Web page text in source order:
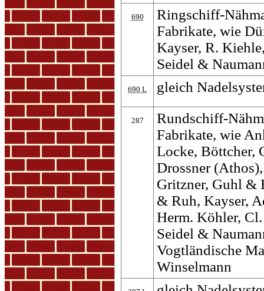
690
Ringschiff-
Fabrikate, wie
Kayser, R.
Seidel &
690 L gleich
287
Rundschiff-
Fabrikate, wie
Locke, Böttcher,
Drossner
Gritzner, Guhl &
& Ruh, Kayser,
Herm. Köhler,
Seidel &
Vogtländische
Winselmann